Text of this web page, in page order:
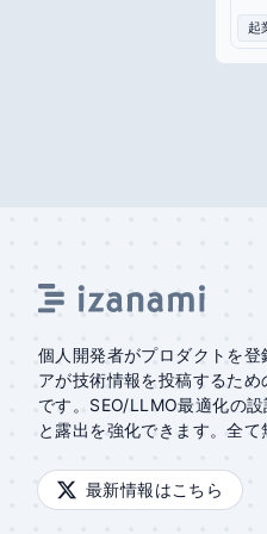
起
個人開発者がプロダクトを登
アが技術情報を投稿するた
です。SEO/LLMO最適化の
と露出を強化できます。全て
最新情報はこちら